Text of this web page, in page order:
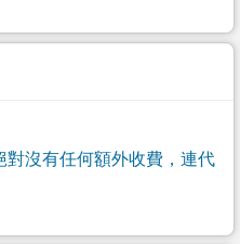
對沒有任何額外收費，連代